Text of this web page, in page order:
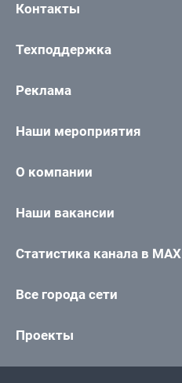
Контакты
Техподдержка
Реклама
Наши мероприятия
О компании
Наши вакансии
Статистика канала в MAX
Все города сети
Проекты